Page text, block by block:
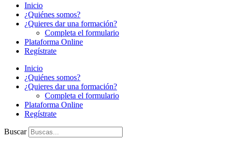
Inicio
¿Quiénes somos?
¿Quieres dar una formación?
Completa el formulario
Plataforma Online
Regístrate
Inicio
¿Quiénes somos?
¿Quieres dar una formación?
Completa el formulario
Plataforma Online
Regístrate
Buscar